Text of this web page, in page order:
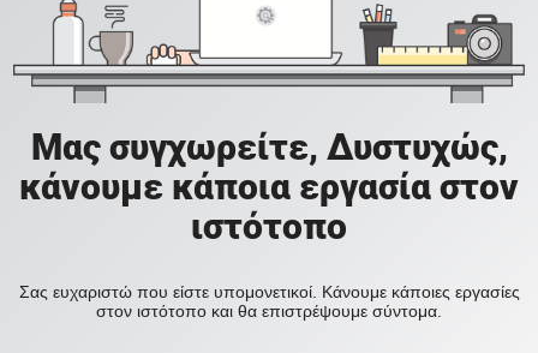
Μας συγχωρείτε, Δυστυχώς,
κάνουμε κάποια εργασία στον
ιστότοπο
Σας ευχαριστώ που είστε υπομονετικοί. Κάνουμε κάποιες εργασίες
στον ιστότοπο και θα επιστρέψουμε σύντομα.